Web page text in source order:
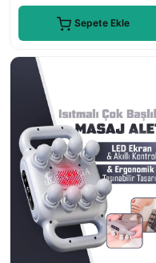
Sepete Ekle